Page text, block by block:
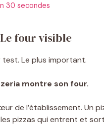
30 secondes
Le four visible
test. Le plus important.
montre son four.
de l’établissement. Un
pizzas qui entrent et